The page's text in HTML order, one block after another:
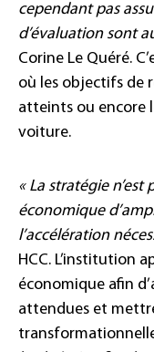
cependant pas
d’évaluation sont
Corine Le Quéré.
où les objectifs de
atteints ou encore
voiture.
« La stratégie
économique
l’accélération
HCC. L’institution
économique afin
attendues et